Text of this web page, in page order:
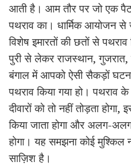
आती है। आम तौर पर जो एक
पथराव का। धार्मिक आयोजन से
विशेष इमारतों की छतों से
पुरी से लेकर राजस्थान, गुजरात,
बंगाल में आपको ऐसी सैकड़ों
पथराव किया गया हो। पथराव
दीवारों को तो नहीं तोड़ता
किया जाता होगा और अलग-
होगा। यह समझना कोई मुश्किल
साज़िश है।